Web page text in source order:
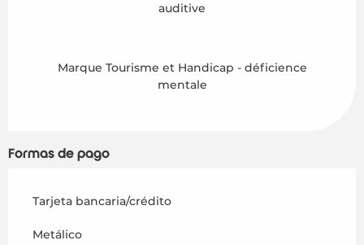
auditive
Marque Tourisme et Handicap - déficience
mentale
Formas de pago
Tarjeta bancaria/crédito
Metálico